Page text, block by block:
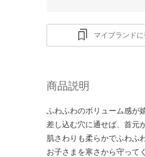
マイブランド
商品説明
ふわふわのボリューム感が
差し込む穴に通せば、首元
肌さわりも柔らかでふわふ
お子さまを寒さから守って